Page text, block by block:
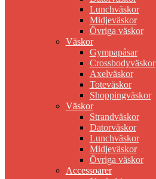
Lunchväskor
Midjeväskor
Övriga väskor
Väskor
Gympapåsar
Crossbodyväskor
Axelväskor
Toteväskor
Shoppingväskor
Väskor
Strandväskor
Datorväskor
Lunchväskor
Midjeväskor
Övriga väskor
Accessoarer